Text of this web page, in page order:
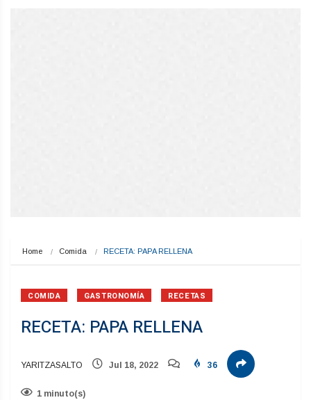
Home Comida RECETA: PAPA RELLENA
COMIDA GASTRONOMÍA RECETAS
RECETA: PAPA RELLENA
YARITZASALTO Jul 18, 2022 36
1 minuto(s)